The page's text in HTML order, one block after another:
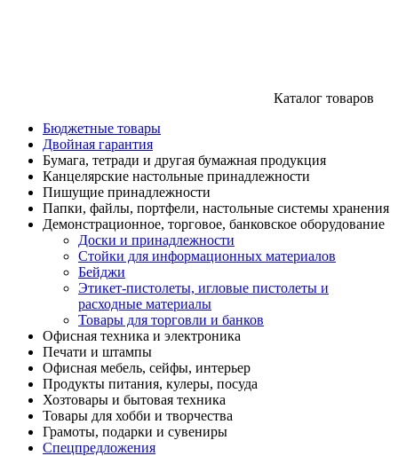
Каталог товаров
Бюджетные товары
Двойная гарантия
Бумага, тетради и другая бумажная продукция
Канцелярские настольные принадлежности
Пишущие принадлежности
Папки, файлы, портфели, настольные системы хранения
Демонстрационное, торговое, банковское оборудование
Доски и принадлежности
Стойки для информационных материалов
Бейджи
Этикет-пистолеты, игловые пистолеты и
расходные материалы
Товары для торговли и банков
Офисная техника и электроника
Печати и штампы
Офисная мебель, сейфы, интерьер
Продукты питания, кулеры, посуда
Хозтовары и бытовая техника
Товары для хобби и творчества
Грамоты, подарки и сувениры
Спецпредложения